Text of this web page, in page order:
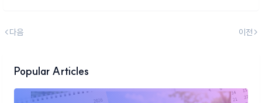
다음 이전
Popular Articles